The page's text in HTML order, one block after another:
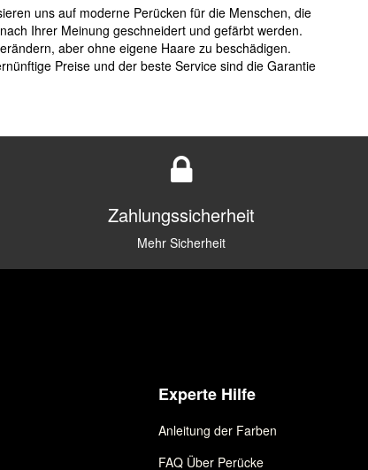
uns auf moderne Perücken für die Menschen, die
Ihrer Meinung geschneidert und gefärbt werden.
aber ohne eigene Haare zu beschädigen.
Preise und der beste Service sind die Garantie
Zahlungssicherheit
Mehr Sicherheit
Experte Hilfe
Anleitung der Farben
FAQ Über Perücke